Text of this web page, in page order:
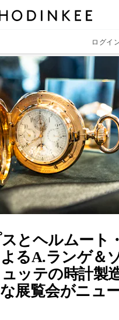
ログイ
とヘルムート
るA.ランゲ＆
ッテの時計製
展覧会がニュ